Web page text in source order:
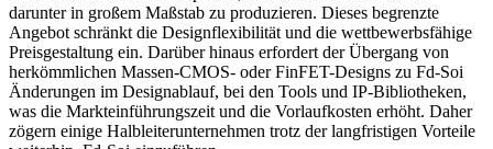
darunter in großem Maßstab zu produzieren. Dieses begrenzte
Angebot schränkt die Designflexibilität und die wettbewerbsfähige
Preisgestaltung ein. Darüber hinaus erfordert der Übergang von
herkömmlichen Massen-CMOS- oder FinFET-Designs zu Fd-Soi
Änderungen im Designablauf, bei den Tools und IP-Bibliotheken,
was die Markteinführungszeit und die Vorlaufkosten erhöht. Daher
zögern einige Halbleiterunternehmen trotz der langfristigen Vorteile